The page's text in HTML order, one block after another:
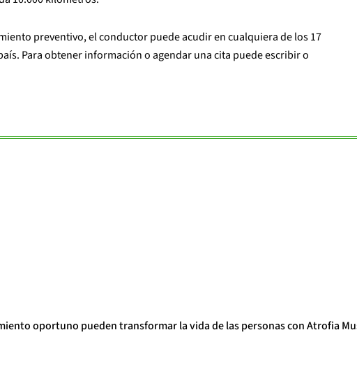
preventivo, el conductor puede acudir en cualquiera de los 17
Para obtener información o agendar una cita puede escribir o
oportuno pueden transformar la vida de las personas con Atrofia